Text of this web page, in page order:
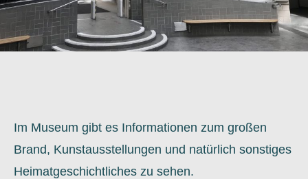
Im Museum gibt es Informationen zum großen
Brand, Kunstausstellungen und natürlich sonstiges
Heimatgeschichtliches zu sehen.